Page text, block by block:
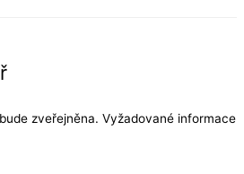
zveřejněna. Vyžadované informace